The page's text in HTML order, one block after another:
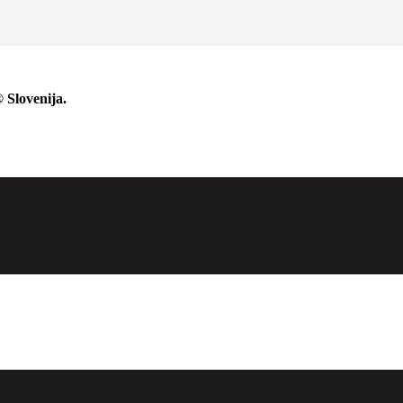
Slovenija.